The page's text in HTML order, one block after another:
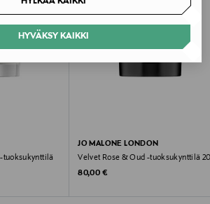
HYVÄKSY KAIKKI
valvomatta. Pidä poissa
ulottuvilta.
tuoksukynttilä
JO MALONE LONDON
Velvet Rose & Oud -tuoksukynttilä
Original Price
80,00 €